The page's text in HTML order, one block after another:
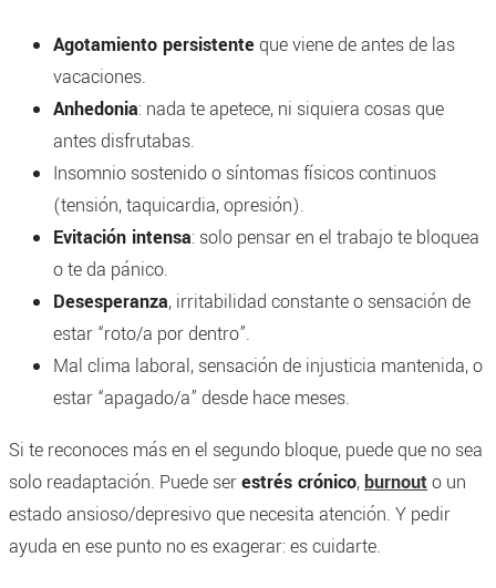
Agotamiento persistente que viene de antes de las
vacaciones.
Anhedonia: nada te apetece, ni siquiera cosas que
antes disfrutabas.
Insomnio sostenido o síntomas físicos continuos
(tensión, taquicardia, opresión).
Evitación intensa: solo pensar en el trabajo te bloquea
o te da pánico.
Desesperanza, irritabilidad constante o sensación de
estar “roto/a por dentro”.
Mal clima laboral, sensación de injusticia mantenida, o
estar “apagado/a” desde hace meses.
Si te reconoces más en el segundo bloque, puede que no sea
solo readaptación. Puede serestrés crónico, burnouto un
estado ansioso/depresivo que necesita atención. Y pedir
ayuda en ese punto no es exagerar: es cuidarte.